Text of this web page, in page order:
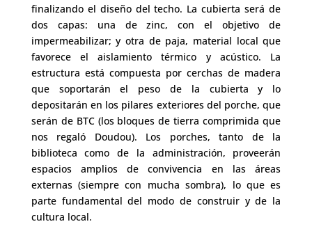
finalizando el diseño del techo. La cubierta será de
dos capas: una de zinc, con el objetivo de
impermeabilizar; y otra de paja, material local que
favorece el aislamiento térmico y acústico. La
estructura está compuesta por cerchas de madera
que soportarán el peso de la cubierta y lo
depositarán en los pilares exteriores del porche, que
serán de BTC (los bloques de tierra comprimida que
nos regaló Doudou). Los porches, tanto de la
biblioteca como de la administración, proveerán
espacios amplios de convivencia en las áreas
externas (siempre con mucha sombra), lo que es
parte fundamental del modo de construir y de la
cultura local.